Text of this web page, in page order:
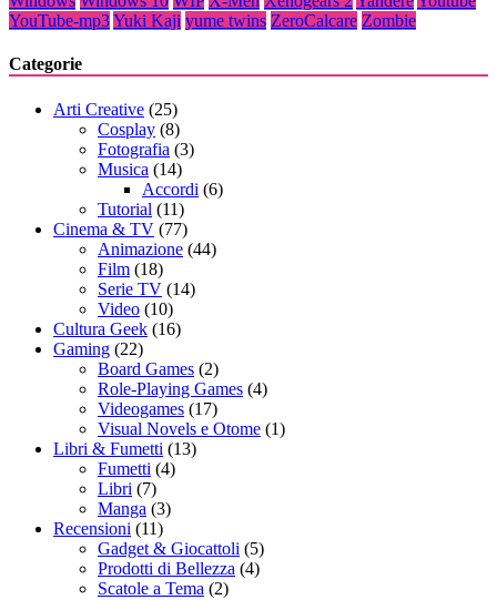
YouTube-mp3Yuki Kaji yume twins ZeroCalcare Zombie
Categorie
Arti Creative (25)
Cosplay (8)
Fotografia (3)
Musica (14)
Accordi (6)
Tutorial (11)
Cinema & TV (77)
Animazione (44)
Film (18)
Serie TV (14)
Video (10)
Cultura Geek (16)
Gaming (22)
Board Games (2)
Role-Playing Games (4)
Videogames (17)
Visual Novels e Otome (1)
Libri & Fumetti (13)
Fumetti (4)
Libri (7)
Manga (3)
Recensioni (11)
Gadget & Giocattoli (5)
Prodotti di Bellezza (4)
Scatole a Tema (2)